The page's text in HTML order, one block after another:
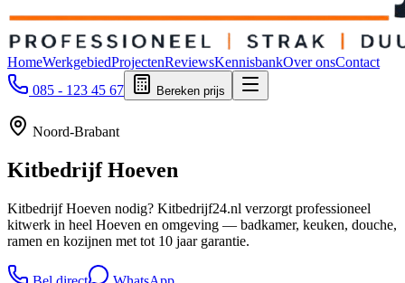
HomeWerkgebiedProjectenReviewsKennisbankOver onsContact
085 - 123 45 67
Bereken prijs
Noord-Brabant
KitbedrijfHoeven
Kitbedrijf Hoeven nodig? Kitbedrijf24.nl verzorgt professioneel
kitwerk in heel Hoeven en omgeving — badkamer, keuken, douche,
ramen en kozijnen met tot 10 jaar garantie.